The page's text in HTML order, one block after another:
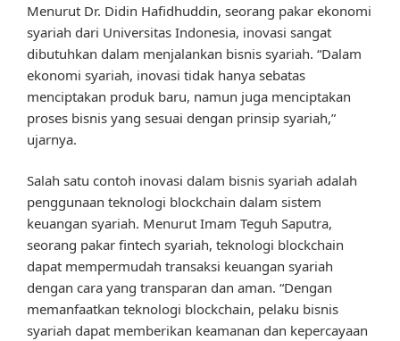
Menurut Dr. Didin Hafidhuddin, seorang pakar ekonomi
syariah dari Universitas Indonesia, inovasi sangat
dibutuhkan dalam menjalankan bisnis syariah. “Dalam
ekonomi syariah, inovasi tidak hanya sebatas
menciptakan produk baru, namun juga menciptakan
proses bisnis yang sesuai dengan prinsip syariah,”
ujarnya.
Salah satu contoh inovasi dalam bisnis syariah adalah
penggunaan teknologi blockchain dalam sistem
keuangan syariah. Menurut Imam Teguh Saputra,
seorang pakar fintech syariah, teknologi blockchain
dapat mempermudah transaksi keuangan syariah
dengan cara yang transparan dan aman. “Dengan
memanfaatkan teknologi blockchain, pelaku bisnis
syariah dapat memberikan keamanan dan kepercayaan